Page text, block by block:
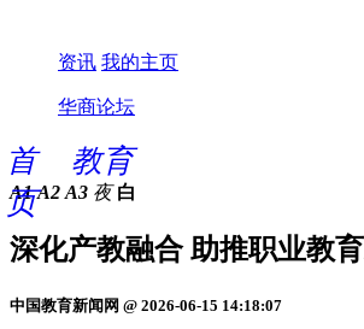
资讯 我的主页
华商论坛
首
页
教育
A1 A2 A3 夜 白
深化产教融合 助推职业教
中国教育新闻网 @ 2026-06-15 14:18:07